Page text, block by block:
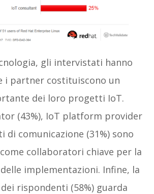
gli intervistati hanno
i partner costituiscono un
dei loro progetti IoT.
(43%), IoT platform provider
di comunicazione (31%) sono
collaboratori chiave per la
implementazioni. Infine, la
rispondenti (58%) guarda